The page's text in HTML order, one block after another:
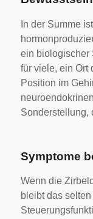
In der Summe
ein biologischer
für viele, ein Ort
Position im
Sonderstellung,
Symptome
Wenn die
bleibt das